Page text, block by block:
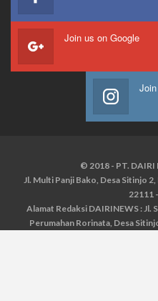
Join us on Google
© 2018 - PT. DAIRI
Jl. Multi Panji Bako, Desa Sitinjo
22111
Alamat Redaksi DAIRINEWS : Jl.
Perumahan Rorinata, Desa